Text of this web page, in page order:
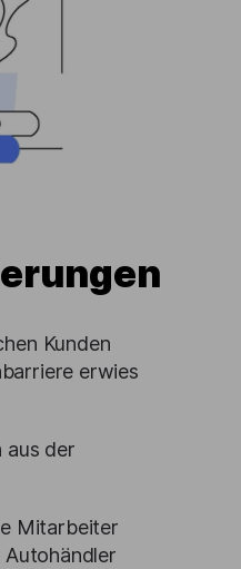
Kunden
erwies
aus der
Mitarbeiter
Autohändler